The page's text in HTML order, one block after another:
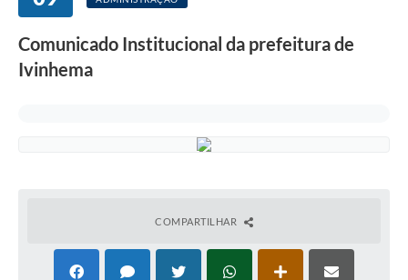
Comunicado Institucional da prefeitura de
Ivinhema
COMPARTILHAR